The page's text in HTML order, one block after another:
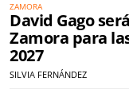
ZAMORA
David Gago
Zamora para
2027
SILVIA FERNÁNDEZ